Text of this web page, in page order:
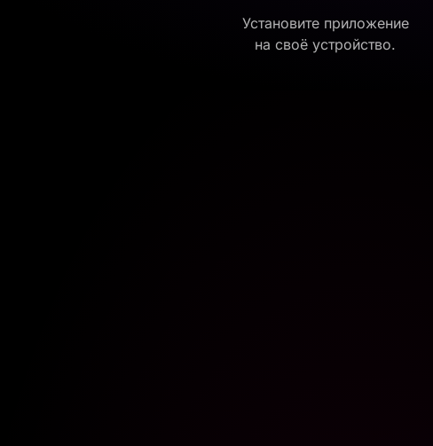
Установите приложение
на своё устройство.